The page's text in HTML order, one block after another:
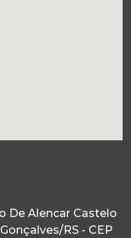
De Alencar Castelo
RS - CEP